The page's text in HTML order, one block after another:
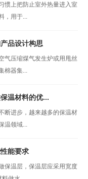
惯上把防止室外热量进入室
，用于...
品设计构思
气压缩煤气发生炉或用甩丝
棉器集...
温材料的优...
断进步，越来越多的保温材
温领域...
能要求
保温层，保温层应采用宽度